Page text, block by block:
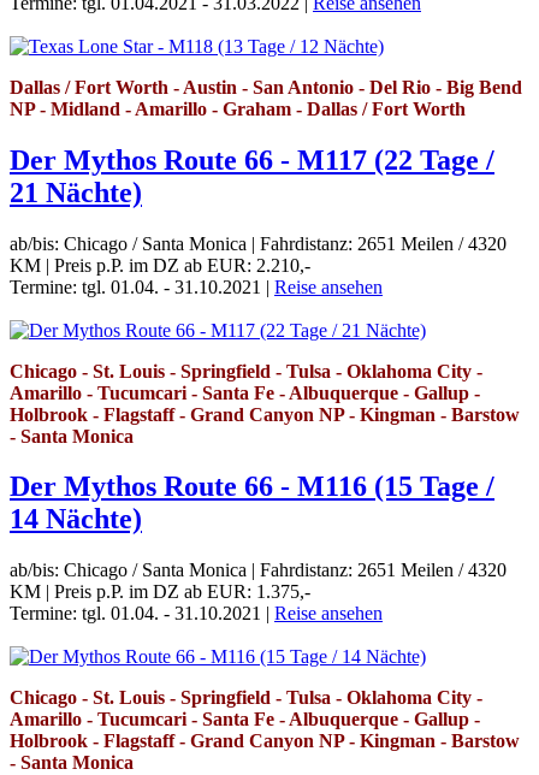
Dallas / Fort Worth - Austin - San Antonio - Del Rio - Big Bend
NP - Midland - Amarillo - Graham - Dallas / Fort Worth
Der Mythos Route 66 - M117 (22 Tage /
21 Nächte)
ab/bis: Chicago / Santa Monica | Fahrdistanz: 2651 Meilen / 4320
KM | Preis p.P. im DZ ab EUR: 2.210,-
Termine: tgl. 01.04. - 31.10.2021 | Reise ansehen
Chicago - St. Louis - Springfield - Tulsa - Oklahoma City -
Amarillo - Tucumcari - Santa Fe - Albuquerque - Gallup -
Holbrook - Flagstaff - Grand Canyon NP - Kingman - Barstow
- Santa Monica
Der Mythos Route 66 - M116 (15 Tage /
14 Nächte)
ab/bis: Chicago / Santa Monica | Fahrdistanz: 2651 Meilen / 4320
KM | Preis p.P. im DZ ab EUR: 1.375,-
Termine: tgl. 01.04. - 31.10.2021 | Reise ansehen
Chicago - St. Louis - Springfield - Tulsa - Oklahoma City -
Amarillo - Tucumcari - Santa Fe - Albuquerque - Gallup -
Holbrook - Flagstaff - Grand Canyon NP - Kingman - Barstow
- Santa Monica